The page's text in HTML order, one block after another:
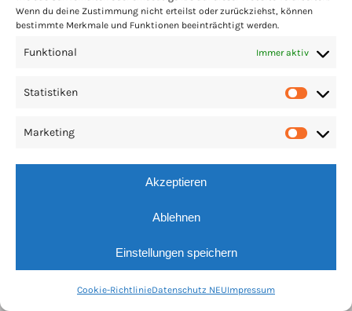
Wenn du deine Zustimmung nicht erteilst oder zurückziehst, können
bestimmte Merkmale und Funktionen beeinträchtigt werden.
Funktional Immer aktiv
Statistiken
Marketing
Akzeptieren
Ablehnen
Einstellungen speichern
Cookie-RichtlinieDatenschutz NEUImpressum
meta.co.at